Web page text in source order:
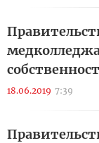
18.06.2019 7:39